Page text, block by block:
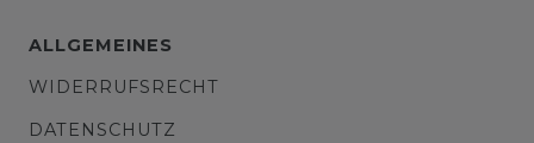
ALLGEMEINES
WIDERRUFSRECHT
DATENSCHUTZ